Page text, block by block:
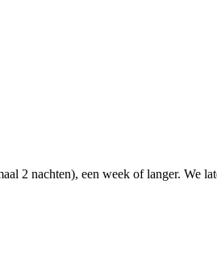
2 nachten), een week of langer. We